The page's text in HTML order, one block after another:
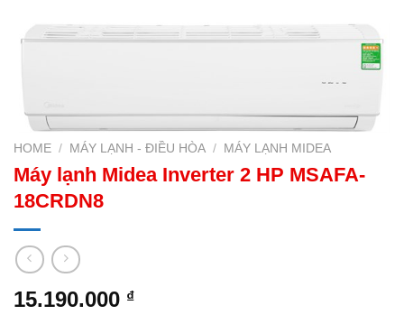
HOME / MÁY LẠNH - ĐIỀU HÒA / MÁY LẠNH MIDEA
Máy lạnh Midea Inverter 2 HP MSAFA-
18CRDN8
15.190.000 ₫